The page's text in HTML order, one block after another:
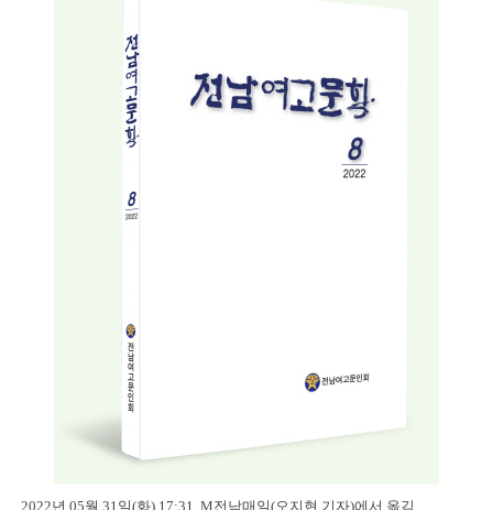
2022년 05월 31일(화) 17:31 M전남매일(오지현 기자)에서 옮김